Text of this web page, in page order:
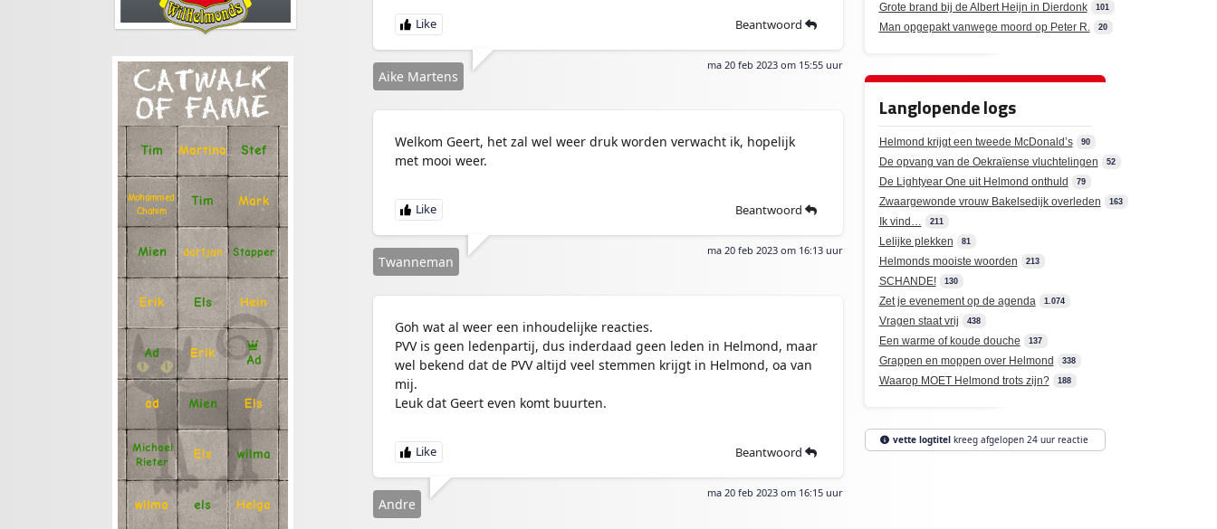
CATWALK
OF FAME
Tim Martina Stef
Mohammed
Chahim
Tim Mark
Mien dartjan Stapper
Erik Els Hein
Ad Erik
Ad
ad Mien Els
Michael
Rieter
Els wilma
wilma els Helga
Beantwoord
ma 20 feb 2023 om 15:55 uur
Aike Martens
Welkom Geert, het zal wel weer druk worden verwacht ik, hopelijk
met mooi weer.
Beantwoord
ma 20 feb 2023 om 16:13 uur
Twanneman
Goh wat al weer een inhoudelijke reacties.
PVV is geen ledenpartij, dus inderdaad geen leden in Helmond, maar
wel bekend dat de PVV altijd veel stemmen krijgt in Helmond, oa van
mij.
Leuk dat Geert even komt buurten.
Beantwoord
ma 20 feb 2023 om 16:15 uur
Andre
Grote brand bij de Albert Heijn in Dierdonk 101
Man opgepakt vanwege moord op Peter R. 20
Langlopende logs
Helmond krijgt een tweede McDonald’s 90
De opvang van de Oekraïense vluchtelingen 52
De Lightyear One uit Helmond onthuld 79
Zwaargewonde vrouw Bakelsedijk overleden 163
Ik vind… 211
Lelijke plekken 81
Helmonds mooiste woorden 213
SCHANDE! 130
Zet je evenement op de agenda 1.074
Vragen staat vrij 438
Een warme of koude douche 137
Grappen en moppen over Helmond 338
Waarop MOET Helmond trots zijn? 188
vette logtitelkreeg afgelopen 24 uur reactie